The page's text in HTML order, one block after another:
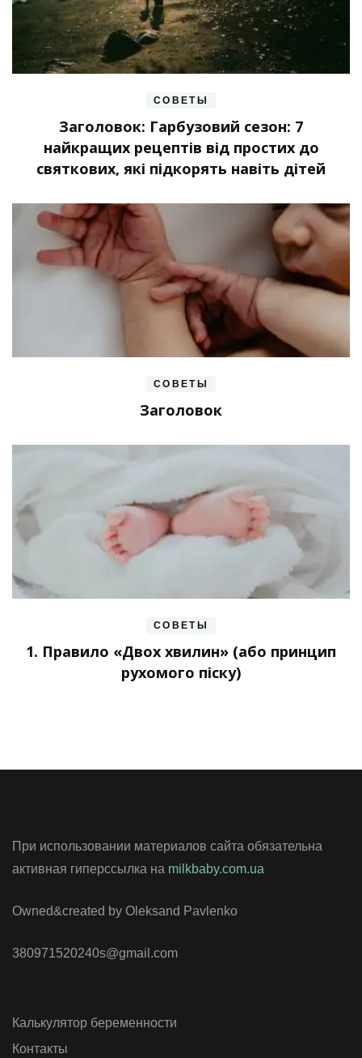
СОВЕТЫ
Заголовок: Гарбузовий сезон: 7
найкращих рецептів від простих до
святкових, які підкорять навіть дітей
СОВЕТЫ
Заголовок
СОВЕТЫ
1. Правило «Двох хвилин» (або принцип
рухомого піску)
При использовании материалов сайта обязательна
активная гиперссылка на milkbaby.com.ua
Owned&created by Oleksand Pavlenko
380971520240s@gmail.com
Калькулятор беременности
Контакты